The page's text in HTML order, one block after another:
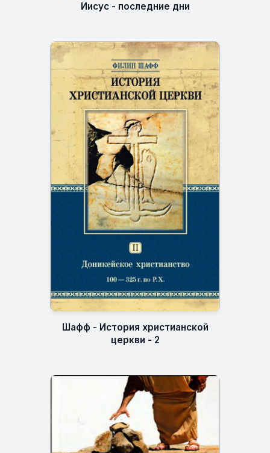
Иисус - последние дни
Шафф - История христианской
церкви - 2